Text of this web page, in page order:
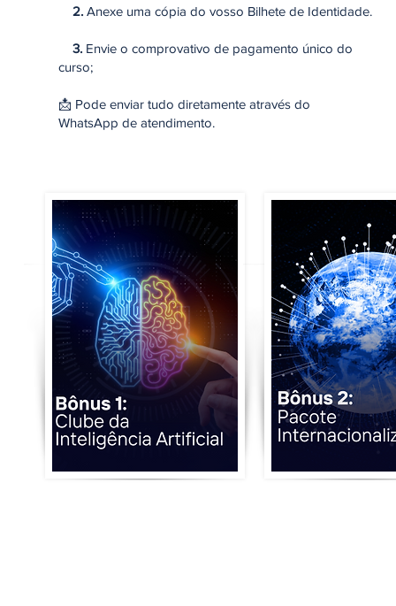
2. Anexe uma cópia do vosso Bilhete de Identidade.
3. Envie o comprovativo de pagamento único do
curso;
📩 Pode enviar tudo diretamente através do
WhatsApp de atendimento.